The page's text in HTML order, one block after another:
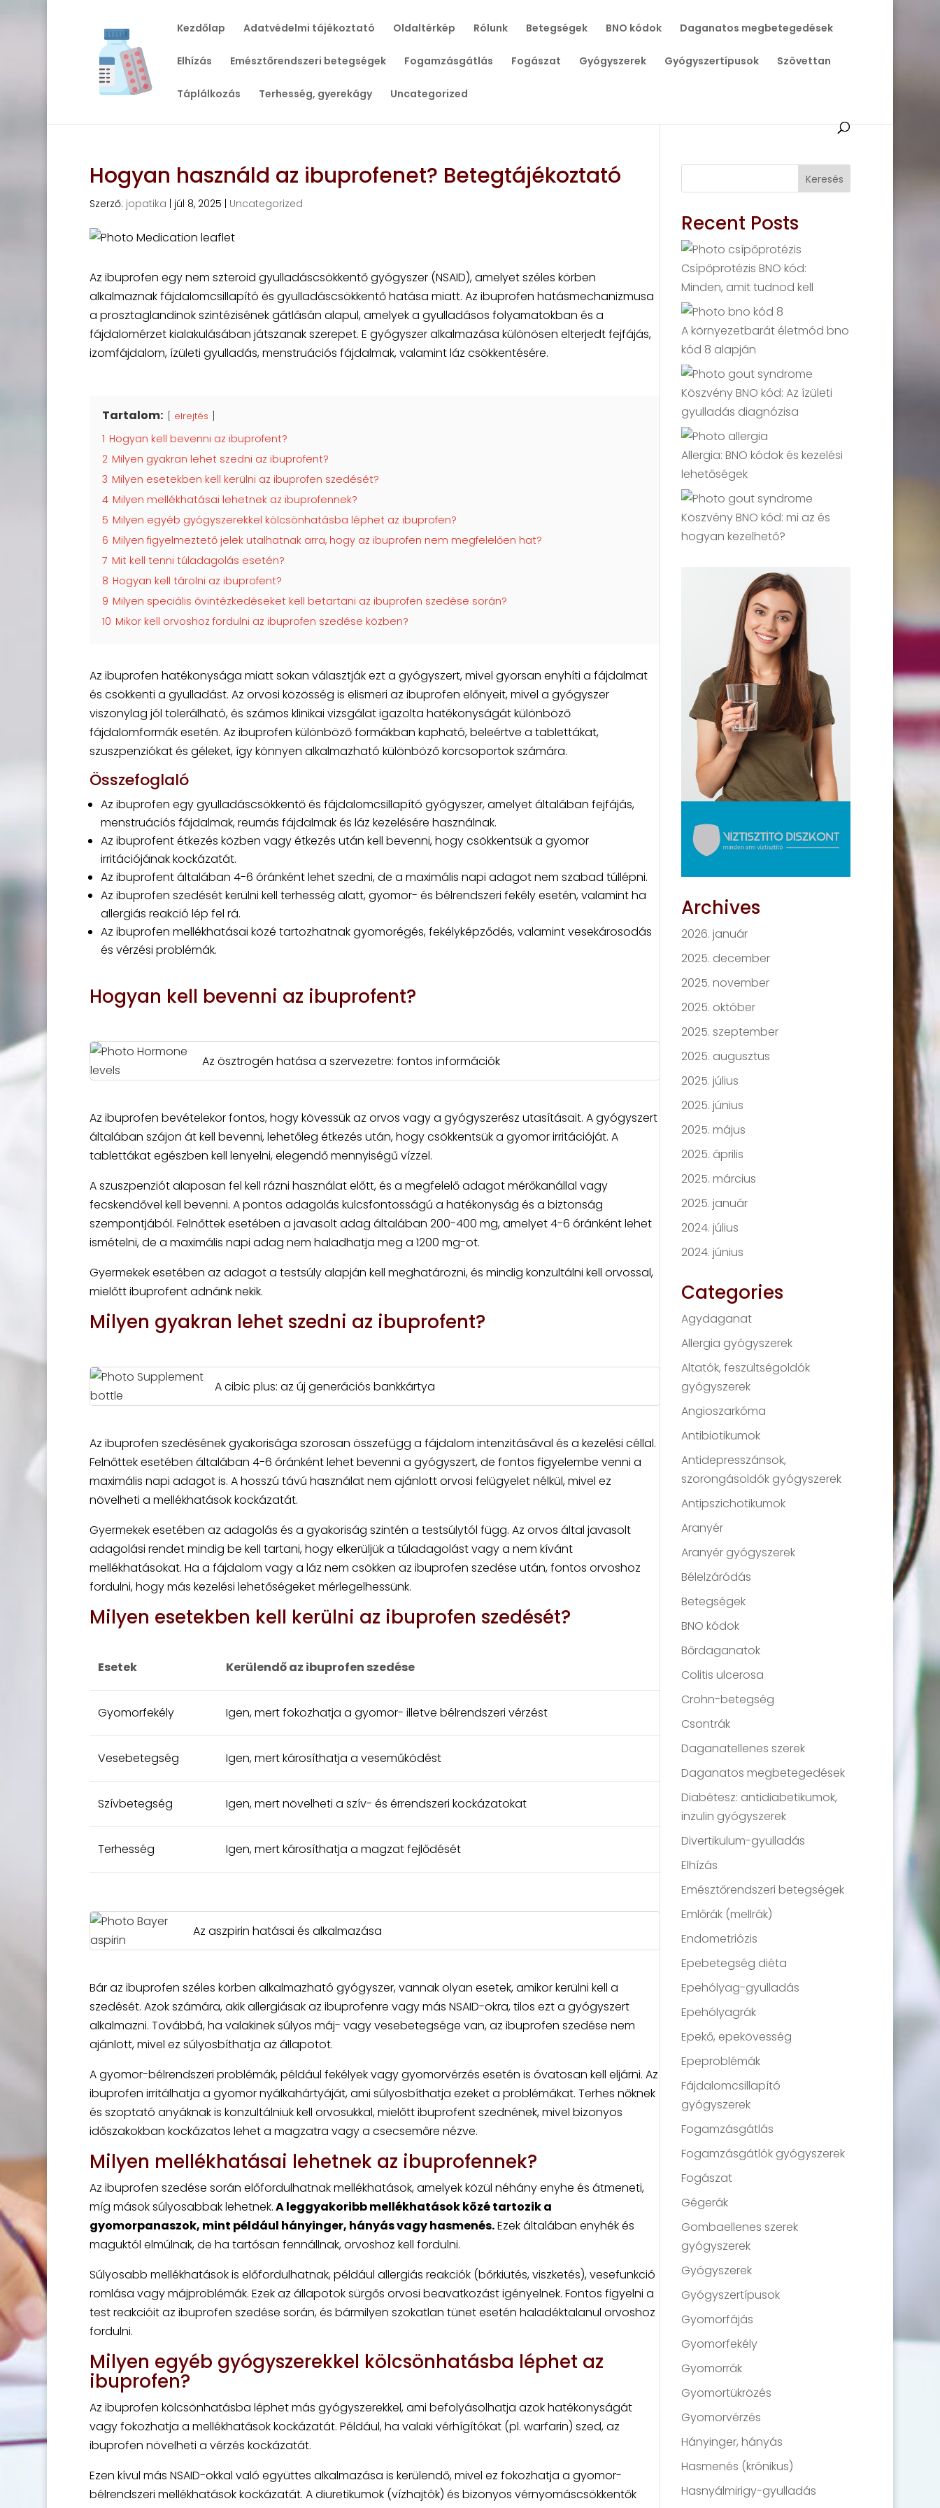
Kezdőlap Adatvédelmi tájékoztató Oldaltérkép Rólunk Betegségek BNO kódok Daganatos megbetegedések
Elhízás Emésztőrendszeri betegségek Fogamzásgátlás Fogászat Gyógyszerek Gyógyszertípusok Szövettan
Táplálkozás Terhesség, gyerekágy Uncategorized
Hogyan használd az ibuprofenet? Betegtájékoztató
Szerző: jopatika júl 8, 2025 Uncategorized
Az ibuprofen egy nem szteroid gyulladáscsökkentő gyógyszer (NSAID), amelyet széles körben
alkalmaznak fájdalomcsillapító és gyulladáscsökkentő hatása miatt. Az ibuprofen hatásmechanizmusa
a prosztaglandinok szintézisének gátlásán alapul, amelyek a gyulladásos folyamatokban és a
fájdalomérzet kialakulásában játszanak szerepet. E gyógyszer alkalmazása különösen elterjedt fejfájás,
izomfájdalom, ízületi gyulladás, menstruációs fájdalmak, valamint láz csökkentésére.
Tartalom: elrejtés
1 Hogyan kell bevenni az ibuprofent?
2 Milyen gyakran lehet szedni az ibuprofent?
3 Milyen esetekben kell kerülni az ibuprofen szedését?
4 Milyen mellékhatásai lehetnek az ibuprofennek?
5 Milyen egyéb gyógyszerekkel kölcsönhatásba léphet az ibuprofen?
6 Milyen figyelmeztető jelek utalhatnak arra, hogy az ibuprofen nem megfelelően hat?
7 Mit kell tenni túladagolás esetén?
8 Hogyan kell tárolni az ibuprofent?
9 Milyen speciális óvintézkedéseket kell betartani az ibuprofen szedése során?
10 Mikor kell orvoshoz fordulni az ibuprofen szedése közben?
Az ibuprofen hatékonysága miatt sokan választják ezt a gyógyszert, mivel gyorsan enyhíti a fájdalmat
és csökkenti a gyulladást. Az orvosi közösség is elismeri az ibuprofen előnyeit, mivel a gyógyszer
viszonylag jól tolerálható, és számos klinikai vizsgálat igazolta hatékonyságát különböző
fájdalomformák esetén. Az ibuprofen különböző formákban kapható, beleértve a tablettákat,
szuszpenziókat és géleket, így könnyen alkalmazható különböző korcsoportok számára.
Összefoglaló
Az ibuprofen egy gyulladáscsökkentő és fájdalomcsillapító gyógyszer, amelyet általában fejfájás,
menstruációs fájdalmak, reumás fájdalmak és láz kezelésére használnak.
Az ibuprofent étkezés közben vagy étkezés után kell bevenni, hogy csökkentsük a gyomor
irritációjának kockázatát.
Az ibuprofent általában 4-6 óránként lehet szedni, de a maximális napi adagot nem szabad túllépni.
Az ibuprofen szedését kerülni kell terhesség alatt, gyomor- és bélrendszeri fekély esetén, valamint ha
allergiás reakció lép fel rá.
Az ibuprofen mellékhatásai közé tartozhatnak gyomorégés, fekélyképződés, valamint vesekárosodás
és vérzési problémák.
Hogyan kell bevenni az ibuprofent?
Az ösztrogén hatása a szervezetre: fontos információk
Az ibuprofen bevételekor fontos, hogy kövessük az orvos vagy a gyógyszerész utasításait. A gyógyszert
általában szájon át kell bevenni, lehetőleg étkezés után, hogy csökkentsük a gyomor irritációját. A
tablettákat egészben kell lenyelni, elegendő mennyiségű vízzel.
A szuszpenziót alaposan fel kell rázni használat előtt, és a megfelelő adagot mérőkanállal vagy
fecskendővel kell bevenni. A pontos adagolás kulcsfontosságú a hatékonyság és a biztonság
szempontjából. Felnőttek esetében a javasolt adag általában 200-400 mg, amelyet 4-6 óránként lehet
ismételni, de a maximális napi adag nem haladhatja meg a 1200 mg-ot.
Gyermekek esetében az adagot a testsúly alapján kell meghatározni, és mindig konzultálni kell orvossal,
mielőtt ibuprofent adnánk nekik.
Milyen gyakran lehet szedni az ibuprofent?
A cibic plus: az új generációs bankkártya
Az ibuprofen szedésének gyakorisága szorosan összefügg a fájdalom intenzitásával és a kezelési céllal.
Felnőttek esetében általában 4-6 óránként lehet bevenni a gyógyszert, de fontos figyelembe venni a
maximális napi adagot is. A hosszú távú használat nem ajánlott orvosi felügyelet nélkül, mivel ez
növelheti a mellékhatások kockázatát.
Gyermekek esetében az adagolás és a gyakoriság szintén a testsúlytól függ. Az orvos által javasolt
adagolási rendet mindig be kell tartani, hogy elkerüljük a túladagolást vagy a nem kívánt
mellékhatásokat. Ha a fájdalom vagy a láz nem csökken az ibuprofen szedése után, fontos orvoshoz
fordulni, hogy más kezelési lehetőségeket mérlegelhessünk.
Milyen esetekben kell kerülni az ibuprofen szedését?
Esetek Kerülendő az ibuprofen szedése
Gyomorfekély Igen, mert fokozhatja a gyomor- illetve bélrendszeri vérzést
Vesebetegség Igen, mert károsíthatja a veseműködést
Szívbetegség Igen, mert növelheti a szív- és érrendszeri kockázatokat
Terhesség Igen, mert károsíthatja a magzat fejlődését
Az aszpirin hatásai és alkalmazása
Bár az ibuprofen széles körben alkalmazható gyógyszer, vannak olyan esetek, amikor kerülni kell a
szedését. Azok számára, akik allergiásak az ibuprofenre vagy más NSAID-okra, tilos ezt a gyógyszert
alkalmazni. Továbbá, ha valakinek súlyos máj- vagy vesebetegsége van, az ibuprofen szedése nem
ajánlott, mivel ez súlyosbíthatja az állapotot.
A gyomor-bélrendszeri problémák, például fekélyek vagy gyomorvérzés esetén is óvatosan kell eljárni. Az
ibuprofen irritálhatja a gyomor nyálkahártyáját, ami súlyosbíthatja ezeket a problémákat. Terhes nőknek
és szoptató anyáknak is konzultálniuk kell orvosukkal, mielőtt ibuprofent szednének, mivel bizonyos
időszakokban kockázatos lehet a magzatra vagy a csecsemőre nézve.
Milyen mellékhatásai lehetnek az ibuprofennek?
Az ibuprofen szedése során előfordulhatnak mellékhatások, amelyek közül néhány enyhe és átmeneti,
míg mások súlyosabbak lehetnek.A leggyakoribb mellékhatások közé tartozik a
gyomorpanaszok, mint például hányinger, hányás vagy hasmenés.Ezek általában enyhék és
maguktól elmúlnak, de ha tartósan fennállnak, orvoshoz kell fordulni.
Súlyosabb mellékhatások is előfordulhatnak, például allergiás reakciók (bőrkiütés, viszketés), vesefunkció
romlása vagy májproblémák. Ezek az állapotok sürgős orvosi beavatkozást igényelnek. Fontos figyelni a
test reakcióit az ibuprofen szedése során, és bármilyen szokatlan tünet esetén haladéktalanul orvoshoz
fordulni.
Milyen egyéb gyógyszerekkel kölcsönhatásba léphet az
ibuprofen?
Az ibuprofen kölcsönhatásba léphet más gyógyszerekkel, ami befolyásolhatja azok hatékonyságát
vagy fokozhatja a mellékhatások kockázatát. Például, ha valaki vérhígítókat (pl. warfarin) szed, az
ibuprofen növelheti a vérzés kockázatát.
Ezen kívül más NSAID-okkal való együttes alkalmazása is kerülendő, mivel ez fokozhatja a gyomor-
bélrendszeri mellékhatások kockázatát. A diuretikumok (vízhajtók) és bizonyos vérnyomáscsökkentők
Keresés
Recent Posts
Csípőprotézis BNO kód:
Minden, amit tudnod kell
A környezetbarát életmód bno
kód 8 alapján
Köszvény BNO kód: Az ízületi
gyulladás diagnózisa
Allergia: BNO kódok és kezelési
lehetőségek
Köszvény BNO kód: mi az és
hogyan kezelhető?
Archives
2026. január
2025. december
2025. november
2025. október
2025. szeptember
2025. augusztus
2025. július
2025. június
2025. május
2025. április
2025. március
2025. január
2024. július
2024. június
Categories
Agydaganat
Allergia gyógyszerek
Altatók, feszültségoldók
gyógyszerek
Angioszarkóma
Antibiotikumok
Antidepresszánsok,
szorongásoldók gyógyszerek
Antipszichotikumok
Aranyér
Aranyér gyógyszerek
Bélelzáródás
Betegségek
BNO kódok
Bőrdaganatok
Colitis ulcerosa
Crohn-betegség
Csontrák
Daganatellenes szerek
Daganatos megbetegedések
Diabétesz: antidiabetikumok,
inzulin gyógyszerek
Divertikulum-gyulladás
Elhízás
Emésztőrendszeri betegségek
Emlőrák (mellrák)
Endometriózis
Epebetegség diéta
Epehólyag-gyulladás
Epehólyagrák
Epekő, epekövesség
Epeproblémák
Fájdalomcsillapító
gyógyszerek
Fogamzásgátlás
Fogamzásgátlók gyógyszerek
Fogászat
Gégerák
Gombaellenes szerek
gyógyszerek
Gyógyszerek
Gyógyszertípusok
Gyomorfájás
Gyomorfekély
Gyomorrák
Gyomortükrözés
Gyomorvérzés
Hányinger, hányás
Hasmenés (krónikus)
Hasnyálmirigy-gyulladás